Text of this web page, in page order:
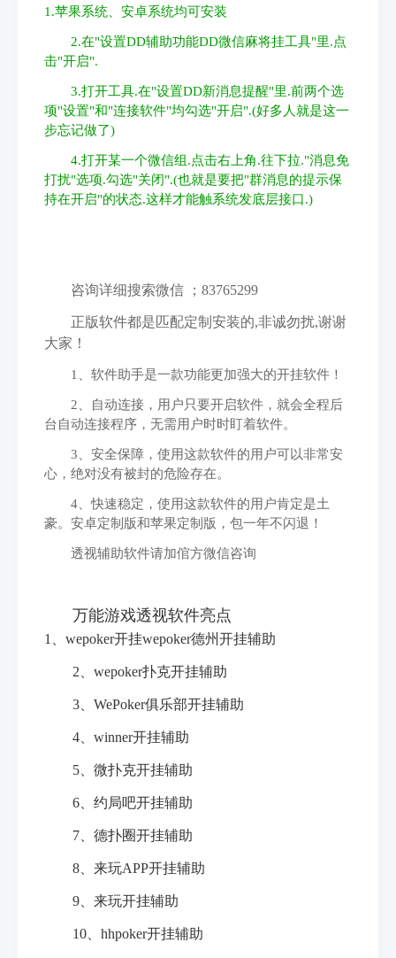
1 .苹果系统、安卓系统均可安装
2.在"设置DD辅助功能DD微信麻将挂工具"里.点
击"开启".
3.打开工具.在"设置DD新消息提醒"里.前两个选
项"设置"和"连接软件"均勾选"开启".(好多人就是这一
步忘记做了)
4.打开某一个微信组.点击右上角.往下拉."消息免
打扰"选项.勾选"关闭".(也就是要把"群消息的提示保
持在开启"的状态.这样才能触系统发底层接口.)
咨询详细搜索微信 ；83765299
正版软件都是匹配定制安装的,非诚勿扰,谢谢
大家！
1、软件助手是一款功能更加强大的开挂软件！
2、自动连接，用户只要开启软件，就会全程后
台自动连接程序，无需用户时时盯着软件。
3、安全保障，使用这款软件的用户可以非常安
心，绝对没有被封的危险存在。
4、快速稳定，使用这款软件的用户肯定是土
豪。安卓定制版和苹果定制版，包一年不闪退！
透视辅助软件请加倌方微信咨询
万能游戏透视软件亮点
1、wepoker开挂wepoker德州开挂辅助
2、wepoker扑克开挂辅助
3、WePoker俱乐部开挂辅助
4、winner开挂辅助
5、微扑克开挂辅助
6、约局吧开挂辅助
7、德扑圈开挂辅助
8、来玩APP开挂辅助
9、来玩开挂辅助
10、hhpoker开挂辅助